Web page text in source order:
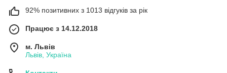
92% позитивних з 1013 відгуків за рік
Працює з 14.12.2018
м. Львів
Львів, Україна